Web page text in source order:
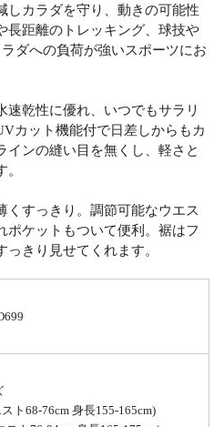
しカラダを守り、動きの可能性
長距離のトレッキング、球技や
ダへの負荷が強いスポーツにお
速乾性に優れ、いつでもサラリ
カット機能付で日差しからもカ
インの縫い目を無くし、軽さと
くすっきり。調節可能なウエス
ポケットもついて便利。裾はフ
きり見せてくれます。
ト68-76cm 身長155-165cm)